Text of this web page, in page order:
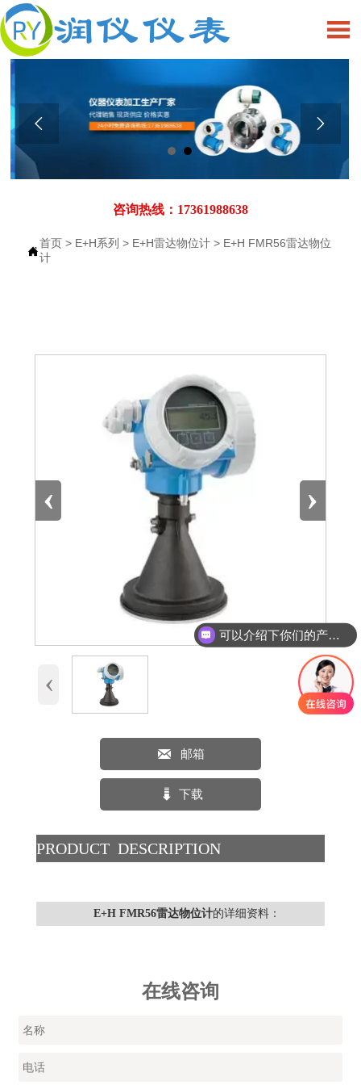

 
咨询热线：17361988638

首页 > E+H系列 > E+H雷达物位计 > E+H FMR56雷达物位
计
‹ ›
‹ ›
 邮箱
 下载
PRODUCT DESCRIPTION
E+H FMR56雷达物位计的详细资料：
在线咨询
可以介绍下你们的产品么